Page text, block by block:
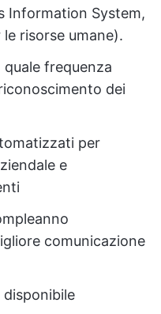
Information System,
risorse umane).
frequenza
dei
per
e
comunicazione